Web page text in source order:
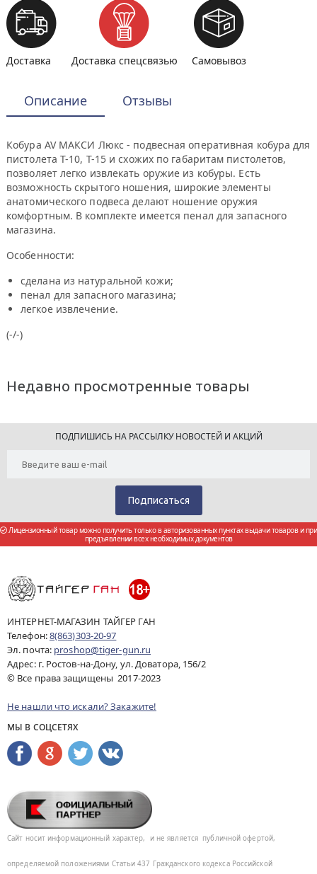
Доставка Доставка спецсвязью Самовывоз
Описание Отзывы
Кобура AV МАКСИ Люкс - подвесная оперативная кобура для
пистолета Т-10, Т-15 и схожих по габаритам пистолетов,
позволяет легко извлекать оружие из кобуры. Есть
возможность скрытого ношения, широкие элементы
анатомического подвеса делают ношение оружия
комфортным. В комплекте имеется пенал для запасного
магазина.
Особенности:
сделана из натуральной кожи;
пенал для запасного магазина;
легкое извлечение.
(-/-)
Недавно просмотренные товары
ПОДПИШИСЬ НА РАССЫЛКУ НОВОСТЕЙ И АКЦИЙ
Лицензионный товар можно получить только в авторизованных пунктах выдачи товаров и при
предъявлении всех необходимых документов
ИНТЕРНЕТ-МАГАЗИН ТАЙГЕР ГАН
Телефон:8(863)303-20-97
Эл. почта: proshop@tiger-gun.ru
Адрес: г. Ростов-на-Дону, ул. Доватора, 156/2
© Все права защищены 2017-2023
Не нашли что искали? Закажите!
МЫ В СОЦСЕТЯХ
Сайт носит информационный характер, и не является публичной офертой,
определяемой положениями Статьи 437 Гражданского кодекса Российской